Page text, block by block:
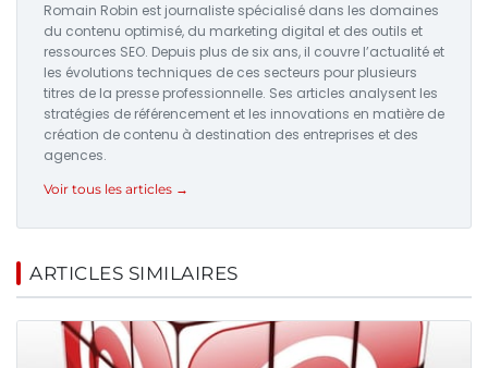
Romain Robin est journaliste spécialisé dans les domaines
du contenu optimisé, du marketing digital et des outils et
ressources SEO. Depuis plus de six ans, il couvre l’actualité et
les évolutions techniques de ces secteurs pour plusieurs
titres de la presse professionnelle. Ses articles analysent les
stratégies de référencement et les innovations en matière de
création de contenu à destination des entreprises et des
agences.
Voir tous les articles →
ARTICLES SIMILAIRES